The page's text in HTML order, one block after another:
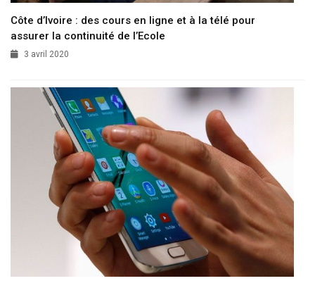
Côte d’Ivoire : des cours en ligne et à la télé pour
assurer la continuité de l’Ecole
3 avril 2020